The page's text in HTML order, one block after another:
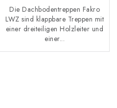
Die Dachbodentreppen Fakro
LWZ sind klappbare Treppen mit
einer dreiteiligen Holzleiter und
einer...